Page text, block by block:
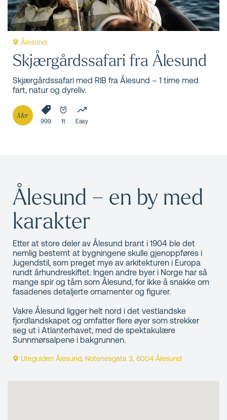
Ålesund
Skjærgårdssafari fra Ålesund
Skjærgårdssafari med RIB fra Ålesund – 1 time med
fart, natur og dyreliv.
Mer
999 1t Easy
Ålesund – en by med
karakter
Etter at store deler av Ålesund brant i 1904 ble det
nemlig bestemt at bygningene skulle gjenoppføres i
Jugendstil, som preget mye av arkitekturen i Europa
rundt århundreskiftet. Ingen andre byer i Norge har så
mange spir og tårn som Ålesund, for ikke å snakke om
fasadenes detaljerte ornamenter og figurer.
Vakre Ålesund ligger helt nord i det vestlandske
fjordlandskapet og omfatter flere øyer som strekker
seg ut i Atlanterhavet, med de spektakulære
Sunnmørsalpene i bakgrunnen.
Uteguiden Ålesund, Notenesgata 3, 6004 Ålesund